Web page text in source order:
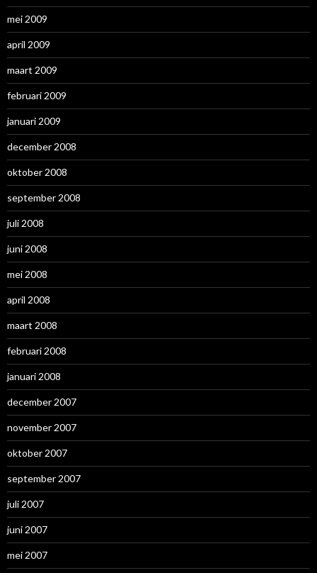
mei 2009
april 2009
maart 2009
februari 2009
januari 2009
december 2008
oktober 2008
september 2008
juli 2008
juni 2008
mei 2008
april 2008
maart 2008
februari 2008
januari 2008
december 2007
november 2007
oktober 2007
september 2007
juli 2007
juni 2007
mei 2007